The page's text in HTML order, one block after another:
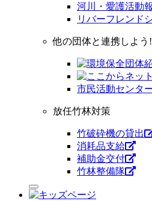
河川・愛護活動
リバーフレンド
他の団体と連携しよう!
市⺠活動センタ
放任竹林対策
竹破砕機の貸出
消耗品支給
補助金交付
竹林整備隊